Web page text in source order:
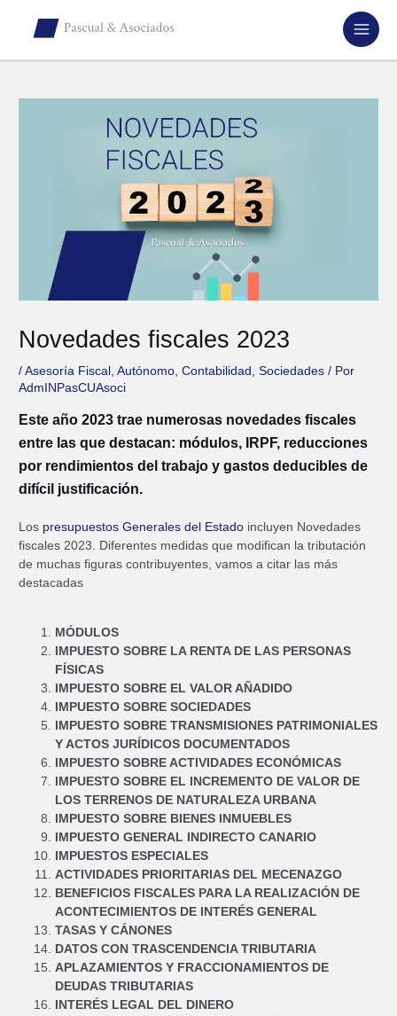
Novedades fiscales 2023
/Asesoría Fiscal ,Autónomo ,Contabilidad ,Sociedades / Por
AdmINPasCUAsoci
Este año 2023 trae numerosas novedades fiscales
entre las que destacan: módulos, IRPF, reducciones
por rendimientos del trabajo y gastos deducibles de
difícil justificación.
Los presupuestos Generales del Estado incluyen Novedades
fiscales 2023. Diferentes medidas que modifican la tributación
de muchas figuras contribuyentes, vamos a citar las más
destacadas
MÓDULOS
IMPUESTO SOBRE LA RENTA DE LAS PERSONAS
FÍSICAS
IMPUESTO SOBRE EL VALOR AÑADIDO
IMPUESTO SOBRE SOCIEDADES
IMPUESTO SOBRE TRANSMISIONES PATRIMONIALES
Y ACTOS JURÍDICOS DOCUMENTADOS
IMPUESTO SOBRE ACTIVIDADES ECONÓMICAS
IMPUESTO SOBRE EL INCREMENTO DE VALOR DE
LOS TERRENOS DE NATURALEZA URBANA
IMPUESTO SOBRE BIENES INMUEBLES
IMPUESTO GENERAL INDIRECTO CANARIO
IMPUESTOS ESPECIALES
ACTIVIDADES PRIORITARIAS DEL MECENAZGO
BENEFICIOS FISCALES PARA LA REALIZACIÓN DE
ACONTECIMIENTOS DE INTERÉS GENERAL
TASAS Y CÁNONES
DATOS CON TRASCENDENCIA TRIBUTARIA
APLAZAMIENTOS Y FRACCIONAMIENTOS DE
DEUDAS TRIBUTARIAS
INTERÉS LEGAL DEL DINERO